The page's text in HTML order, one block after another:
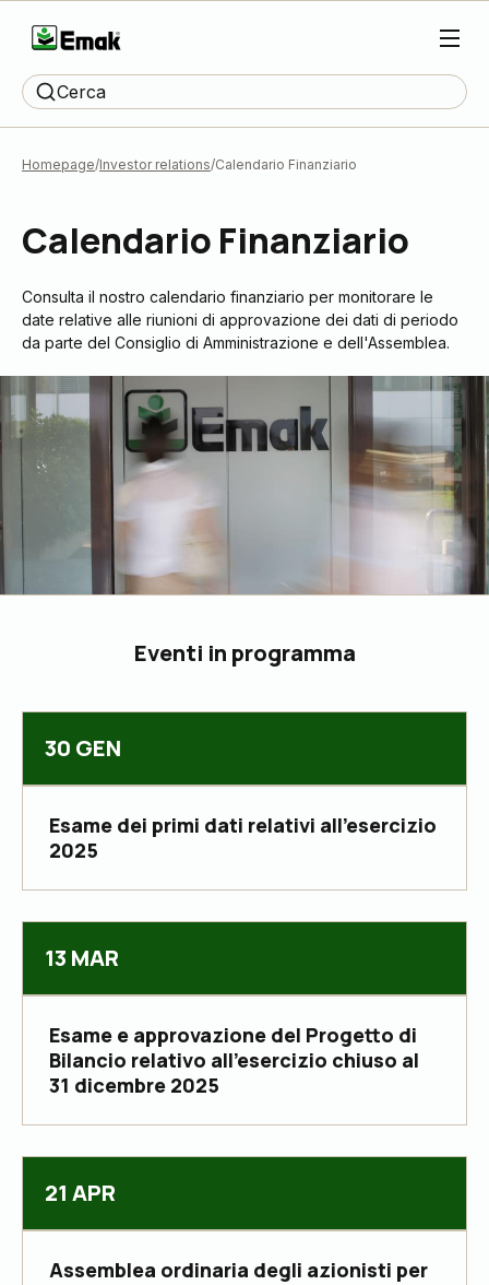
Cerca
Homepage Investor relations Calendario Finanziario
Calendario Finanziario
Consulta il nostro calendario finanziario per monitorare le
date relative alle riunioni di approvazione dei dati di periodo
da parte del Consiglio di Amministrazione e dell'Assemblea.
Eventi in programma
30 GEN
Esame dei primi dati relativi all’esercizio
2025
13 MAR
Esame e approvazione del Progetto di
Bilancio relativo all’esercizio chiuso al
31 dicembre 2025
21 APR
Assemblea ordinaria degli azionisti per